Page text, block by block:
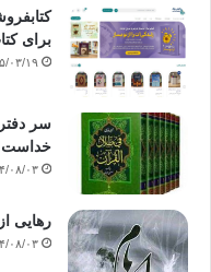
برای
۰۵/۰۳/
سر
۰۴/۰۸/
رهایی
۰۴/۰۸/